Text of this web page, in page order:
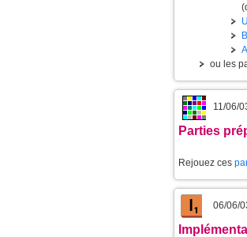
ou les
11/06/
Parties
Rejouez ces
06/06/